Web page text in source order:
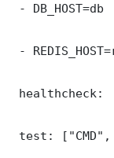
- DB_HOST=db
-
healthcheck:
test: